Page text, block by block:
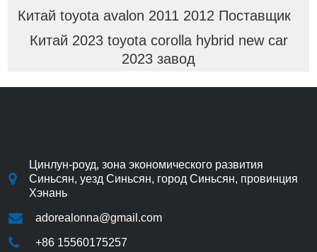
Китай toyota avalon 2011 2012 Поставщик
Китай 2023 toyota corolla hybrid new car
2023 завод
Цинлун-роуд, зона экономического развития
Синьсян, уезд Синьсян, город Синьсян, провинция
Хэнань
adorealonna@gmail.com
+86 15560175257